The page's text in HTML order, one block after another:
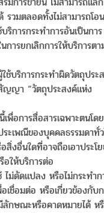
รวมตลอดทั้งไม่สามารถโอ
การกระทำการอันเป็นการ
ารยกเลิกการให้บริการตา
บริการกระทำผิดวัตถุประ
ญญา “วัตถุประสงค์แห่ง
พื่อการสื่อสารเฉพาะตนโด
ระเพณีของบุคคลธรรมดาทั่
สิ่งอื่นใดที่อาจถือเอาประโ
อให้บริการต่อ
ไม่ดัดแปลง หรือไม่กระทำก
เชื่อมต่อ หรือเกี่ยวข้องกับ
ลักษณะหรือคาดหมายได้ ห